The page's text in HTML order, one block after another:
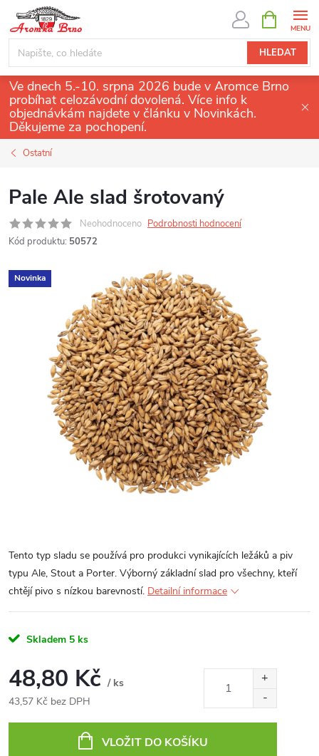
obsah
HLEDAT
NÁKUPNÍ
KOŠÍK
Ve dnech 5.-10. srpna 2026 bude v Aromce Brno
probíhat celozávodní dovolená. Více info k
objednávkám najdete v článku v Novinkách.
Děkujeme za pochopení.
Ostatní
Pale Ale slad šrotovaný
Neohodnoceno Podrobnosti hodnocení
Kód produktu: 50572
Novinka
Tento typ sladu se používá pro produkci vynikajících ležáků a piv
typu Ale, Stout a Porter. Výborný základní slad pro všechny, kteří
chtějí pivo s nízkou barevností. Detailní informace
Skladem 5 ks
48,80 Kč / ks
43,57 Kč bez DPH
VLOŽIT DO KOŠÍKU